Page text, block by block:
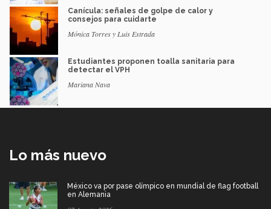
Canícula: señales de golpe de calor y
consejos para cuidarte
Mónica Torres y Luis Estrada
Estudiantes proponen toalla sanitaria para
detectar el VPH
Mariana Nava
Lo más nuevo
México va por pase olímpico en mundial de flag football
en Alemania